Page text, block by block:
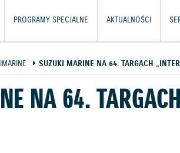
PROGRAMY SPECJALNE AKTUALNOŚCI
SUZUKI MARINE NA 64. TARGACH
NA 64.